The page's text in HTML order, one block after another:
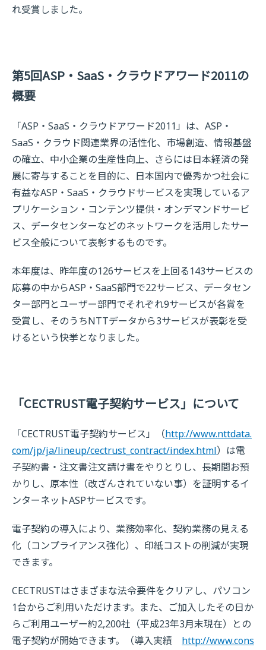
れ受賞しました。
第5回ASP・SaaS・クラウドアワード2011の
概要
「ASP・SaaS・クラウドアワード2011」は、ASP・
SaaS・クラウド関連業界の活性化、市場創造、情報基盤
の確立、中小企業の生産性向上、さらには日本経済の発
展に寄与することを目的に、日本国内で優秀かつ社会に
有益なASP・SaaS・クラウドサービスを実現しているア
プリケーション・コンテンツ提供・オンデマンドサービ
ス、データセンターなどのネットワークを活用したサー
ビス全般について表彰するものです。
本年度は、昨年度の126サービスを上回る143サービスの
応募の中からASP・SaaS部門で22サービス、データセン
ター部門とユーザー部門でそれぞれ9サービスが各賞を
受賞し、そのうちNTTデータから3サービスが表彰を受
けるという快挙となりました。
「CECTRUST電子契約サービス」について
「CECTRUST電子契約サービス」（http://www.nttdata.
com/jp/ja/lineup/cectrust_contract/index.html）は電
子契約書・注文書注文請け書をやりとりし、長期間お預
かりし、原本性（改ざんされていない事）を証明するイ
ンターネットASPサービスです。
電子契約の導入により、業務効率化、契約業務の見える
化（コンプライアンス強化）、印紙コストの削減が実現
できます。
CECTRUSTはさまざまな法令要件をクリアし、パソコン
1台からご利用いただけます。また、ご加入したその日か
らご利用ユーザー約2,200社（平成23年3月末現在）との
電子契約が開始できます。（導入実績 http://www.cons